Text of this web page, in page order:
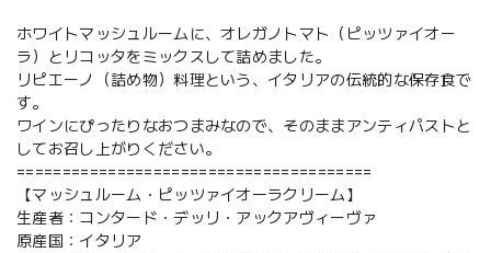
ホワイトマッシュルームに、オレガノトマト（ピッツァイオー
ラ）とリコッタをミックスして詰めました。
リピエーノ（詰め物）料理という、イタリアの伝統的な保存食で
す。
ワインにぴったりなおつまみなので、そのままアンティパストと
してお召し上がりください。
=======================================
【マッシュルーム・ピッツァイオーラクリーム】
生産者：コンタード・デッリ・アックアヴィーヴァ
原産国：イタリア